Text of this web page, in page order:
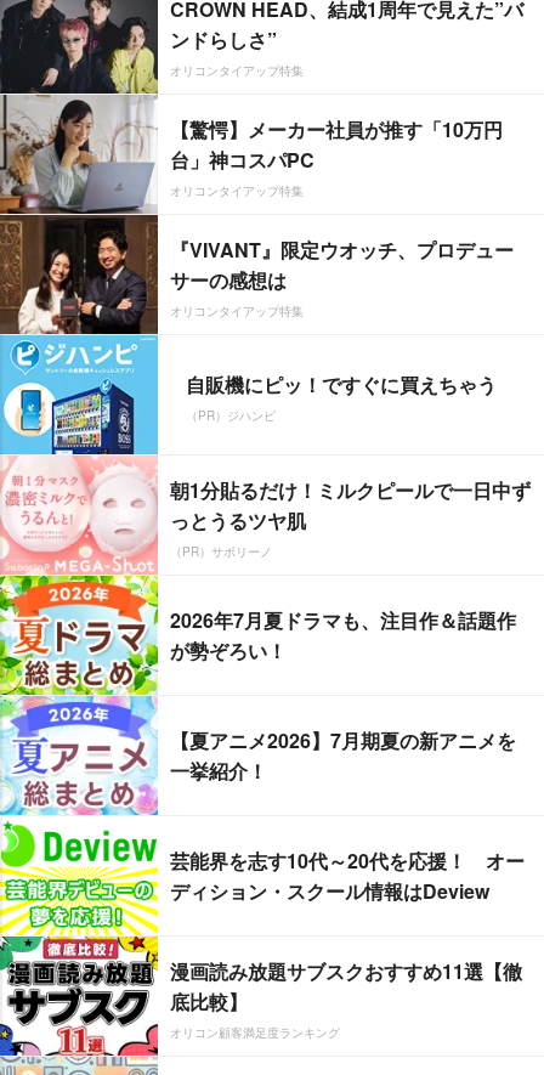
CROWN HEAD、結成1周年で見えた”バ
ンドらしさ”
オリコンタイアップ特集
【驚愕】メーカー社員が推す「10万円
台」神コスパPC
オリコンタイアップ特集
『VIVANT』限定ウオッチ、プロデュー
サーの感想は
オリコンタイアップ特集
自販機にピッ！ですぐに買えちゃう
（PR）ジハンピ
朝1分貼るだけ！ミルクピールで一日中ず
っとうるツヤ肌
（PR）サボリーノ
2026年7月夏ドラマも、注目作＆話題作
が勢ぞろい！
【夏アニメ2026】7月期夏の新アニメを
一挙紹介！
芸能界を志す10代～20代を応援！ オー
ディション・スクール情報はDeview
漫画読み放題サブスクおすすめ11選【徹
底比較】
オリコン顧客満足度ランキング